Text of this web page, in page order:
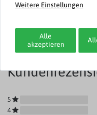
Produktionsbedingte
5
4
Weitere Einstellungen
Alle
akzeptieren